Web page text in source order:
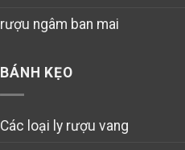
rượu ngâm ban mai
BÁNH KẸO
Các loại ly rượu vang